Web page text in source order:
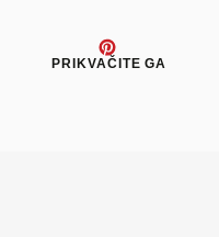
TWEETAJTEPRIKVAČITE GA